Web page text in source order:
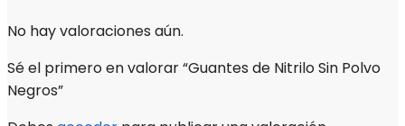
No hay valoraciones aún.
Sé el primero en valorar “Guantes de Nitrilo Sin Polvo
Negros”